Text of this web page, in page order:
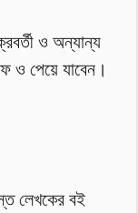
ও অন্যান্য
ও পেয়ে যাবেন।
লেখকের বই